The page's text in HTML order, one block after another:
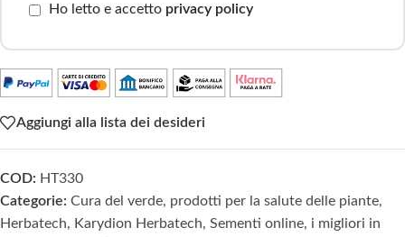
Ho letto e accetto privacy policy
Aggiungi alla lista dei desideri
COD: HT330
Categorie: Cura del verde, prodotti per la salute delle piante,
Herbatech, Karydion Herbatech, Sementi online, i migliori in